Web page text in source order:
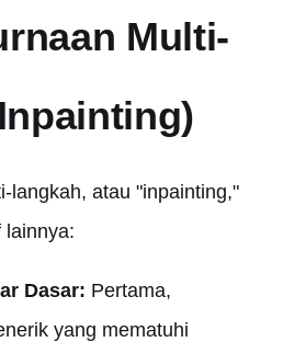
Multi-
langkah, atau "inpainting,"
lainnya:
Dasar: Pertama,
yang mematuhi